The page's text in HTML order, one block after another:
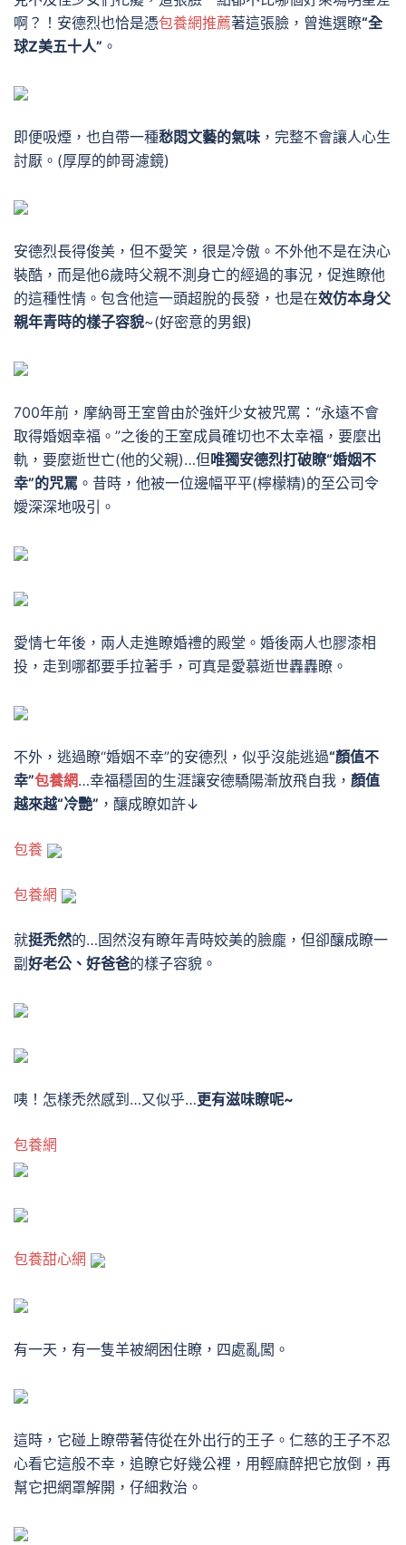
啊？！ 安德烈也恰是憑包養網推薦著這張臉，曾進選瞭“全
球Z美五十人” 。
即便吸煙，也自帶一種愁悶文藝的氣味 ，完整不會讓人心生
討厭。 (厚厚的帥哥濾鏡)
安德烈長得俊美，但不愛笑，很是冷傲。 不外他不是在決心
裝酷，而是他6歲時父親不測身亡的經過的事況，促進瞭他
的這種性情。 包含他這一頭超脫的長發，也是在效仿本身父
親年青時的樣子容貌~(好密意的男銀)
700年前，摩納哥王室曾由於強奸少女被咒罵：“永遠不會
取得婚姻幸福。”之後的王室成員確切也不太幸福，要麼出
軌，要麼逝世亡(他的父親)…但唯獨安德烈打破瞭“婚姻不
幸”的咒罵 。 昔時，他被一位邊幅平平(檸檬精)的至公司令
嬡深深地吸引。
愛情七年後，兩人走進瞭婚禮的殿堂。 婚後兩人也膠漆相
投，走到哪都要手拉著手，可真是愛慕逝世轟轟瞭。
不外，逃過瞭“婚姻不幸”的安德烈，似乎沒能逃過“顏值不
幸”包養網…幸福穩固的生涯讓安德驕陽漸放飛自我， 顏值
越來越“冷艷” ，釀成瞭如許↓
包養
包養網
就挺禿然的…固然沒有瞭年青時姣美的臉龐，但卻釀成瞭一
副 好老公、好爸爸的樣子容貌。
咦！怎樣禿然感到…又似乎…更有滋味瞭呢~
包養網
包養甜心網
有一天，有一隻羊被網困住瞭，四處亂闖。
這時，它碰上瞭帶著侍從在外出行的王子。 仁慈的王子不忍
心看它這般不幸，追瞭它好幾公裡，用輕麻醉把它放倒，再
幫它把網罩解開，仔細救治。